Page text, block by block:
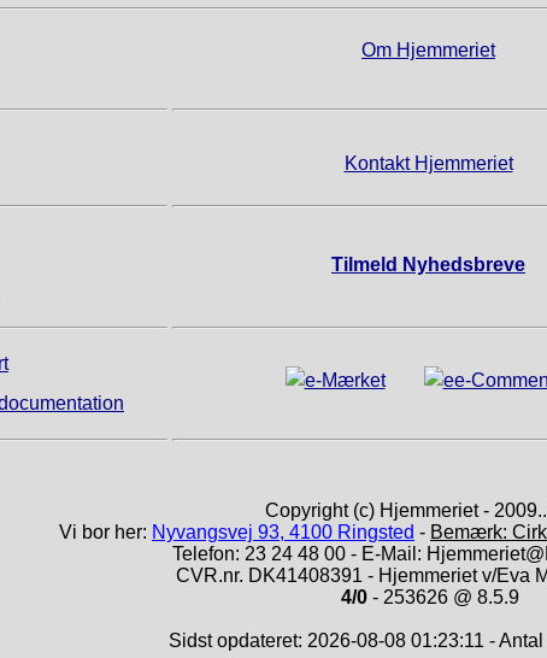
Om Hjemmeriet
Kontakt Hjemmeriet
Tilmeld Nyhedsbreve
Copyright (c) Hjemmeriet -
Vi bor her: Nyvangsvej 93, 4100 Ringsted - Bemærk:
Telefon: 23 24 48 00 - E-Mail:
CVR.nr. DK41408391 - Hjemmeriet v/Eva
4/0 - 253626 @ 8.5.9
Sidst opdateret: 2026-08-08 01:23:11 -